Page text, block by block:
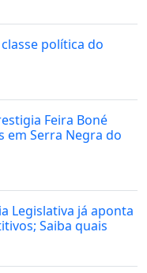
política do
Feira Boné
em Serra Negra do
Legislativa já aponta
Saiba quais